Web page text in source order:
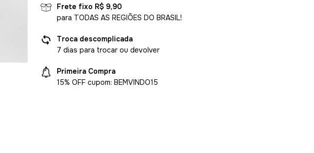
Frete fixo R$ 9,90
para TODAS AS REGIÕES DO BRASIL!
Troca descomplicada
7 dias para trocar ou devolver
Primeira Compra
15% OFF cupom: BEMVINDO15